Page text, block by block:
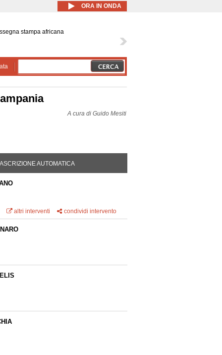
ORA IN ONDA
stampa africana
A cura di Guido Mesiti
ATTIVA)AUTOMATICA
altri interventi
condividi intervento